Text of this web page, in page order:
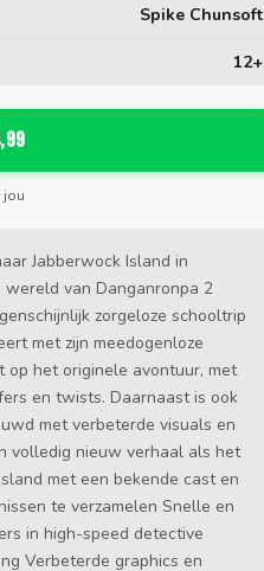
Spike Chunsoft
12+
jou
Jabberwock Island in
van Danganronpa 2
zorgeloze schooltrip
met zijn meedogenloze
het originele avontuur, met
en twists. Daarnaast is ook
met verbeterde visuals en
volledig nieuw verhaal als het
met een bekende cast en
te verzamelen Snelle en
in high-speed detective
Verbeterde graphics en